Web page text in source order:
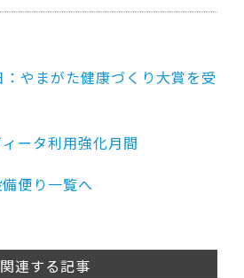
やまがた健康づくり大賞を受
ータ利用強化月間
便り一覧へ
関連する記事